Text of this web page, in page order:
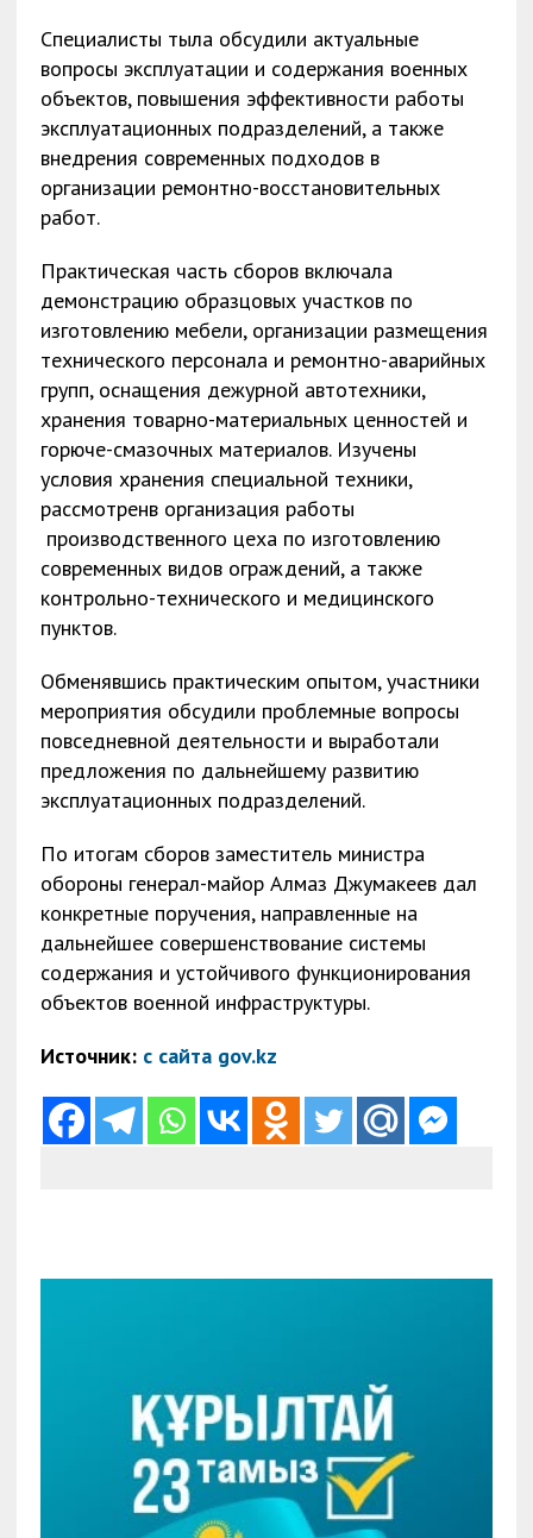
Специалисты тыла обсудили актуальные
вопросы эксплуатации и содержания военных
объектов, повышения эффективности работы
эксплуатационных подразделений, а также
внедрения современных подходов в
организации ремонтно-восстановительных
работ.
Практическая часть сборов включала
демонстрацию образцовых участков по
изготовлению мебели, организации размещения
технического персонала и ремонтно-аварийных
групп, оснащения дежурной автотехники,
хранения товарно-материальных ценностей и
горюче-смазочных материалов. Изучены
условия хранения специальной техники,
рассмотренв организация работы
производственного цеха по изготовлению
современных видов ограждений, а также
контрольно-технического и медицинского
пунктов.
Обменявшись практическим опытом, участники
мероприятия обсудили проблемные вопросы
повседневной деятельности и выработали
предложения по дальнейшему развитию
эксплуатационных подразделений.
По итогам сборов заместитель министра
обороны генерал-майор Алмаз Джумакеев дал
конкретные поручения, направленные на
дальнейшее совершенствование системы
содержания и устойчивого функционирования
объектов военной инфраструктуры.
Источник: с сайта gov.kz